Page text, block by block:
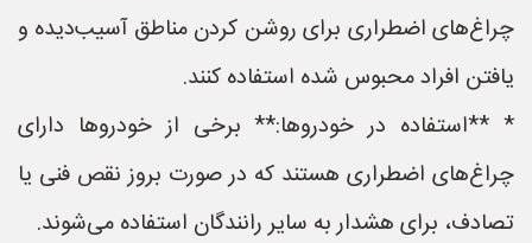
چراغ‌های اضطراری برای روشن کردن مناطق آسیب‌دیده و
یافتن افراد محبوس شده استفاده کنند.
* **استفاده در خودروها:** برخی از خودروها دارای
چراغ‌های اضطراری هستند که در صورت بروز نقص فنی یا
تصادف، برای هشدار به سایر رانندگان استفاده می‌شوند.